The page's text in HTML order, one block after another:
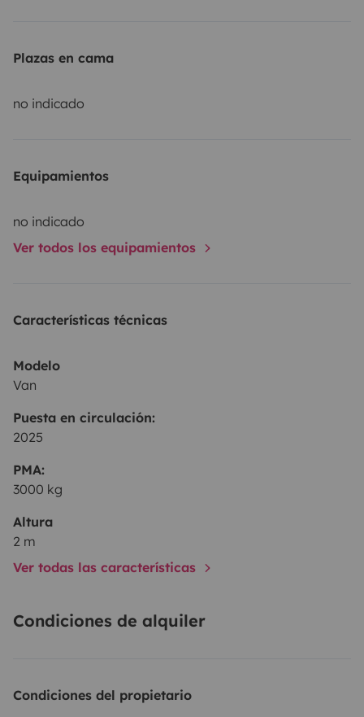
Plazas en cama
no indicado
Equipamientos
no indicado
Ver todos los equipamientos
Características técnicas
Modelo
Van
Puesta en circulación:
2025
PMA:
3000 kg
Altura
2 m
Ver todas las características
Condiciones de alquiler
Condiciones del propietario